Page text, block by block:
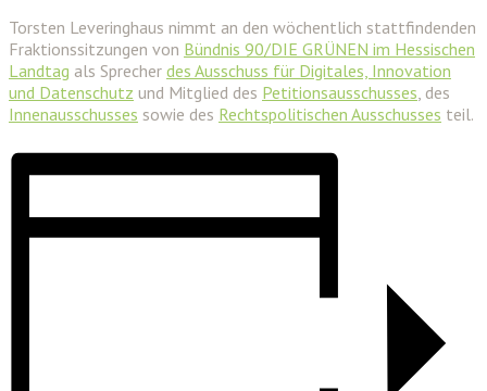
Torsten Leveringhaus nimmt an den wöchentlich stattfindenden
Fraktionssitzungen von Bündnis 90/DIE GRÜNEN im Hessischen
Landtag als Sprecher des Ausschuss für Digitales, Innovation
und Datenschutz und Mitglied des Petitionsausschusses , des
Innenausschusses sowie des Rechtspolitischen Ausschusses teil.